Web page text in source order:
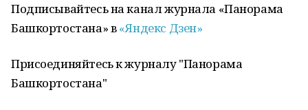
Подписывайтесь на канал журнала «Панорама
Башкортостана» в«Яндекс Дзен»
Присоединяйтесь к журналу "Панорама
Башкортостана"